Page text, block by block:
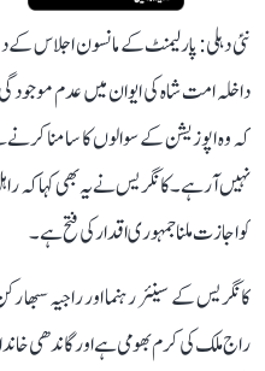
نئی دہلی: پارلیمنٹ کے مانسون اجلاس
داخلہ امت شاہ کی ایوان میں عدم
کہ وہ اپوزیشن کے سوالوں کا سامنا
نہیں آ رہے۔ کانگریس نے یہ بھی کہا کہ
کو اجازت ملنا جمہوری اقدار کی فتح ہے۔
کانگریس کے سینئر رہنما اور راجیہ
راج ملک کی کرم بھومی ہے اور گاندھی